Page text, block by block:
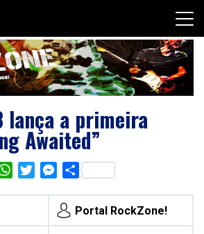
lança a primeira
Awaited”
WhatsAppTwitterMessenger
Share
Portal RockZone!